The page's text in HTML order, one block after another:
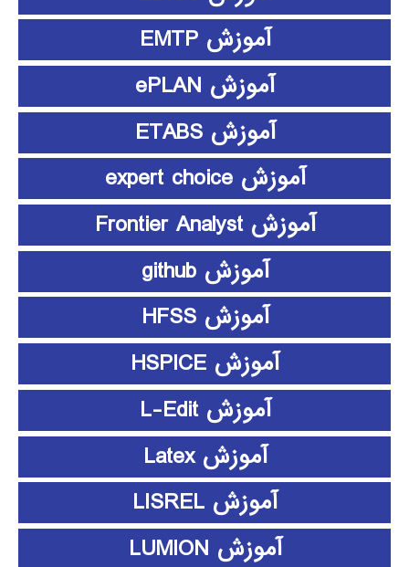
آموزش EMTP
آموزش ePLAN
آموزش ETABS
آموزش expert choice
آموزش Frontier Analyst
آموزش github
آموزش HFSS
آموزش HSPICE
آموزش L-Edit
آموزش Latex
آموزش LISREL
آموزش LUMION